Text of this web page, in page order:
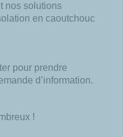
nos solutions
en caoutchouc
pour prendre
d’information.​
!